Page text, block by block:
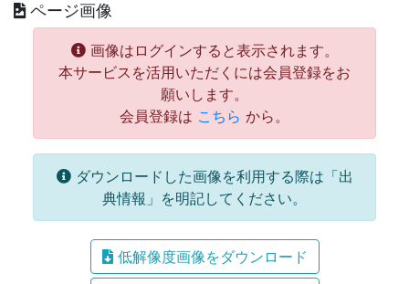
ページ画像
画像はログインすると表示されます。
本サービスを活用いただくには会員登録をお
願いします。
会員登録は こちら から。
ダウンロードした画像を利用する際は「出
典情報」を明記してください。
低解像度画像をダウンロード